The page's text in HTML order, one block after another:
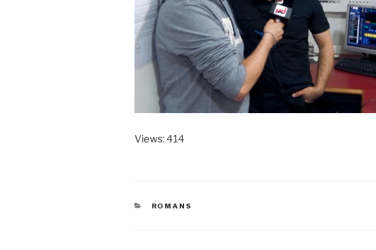
Views: 414
CATÉGORIES
ROMANS